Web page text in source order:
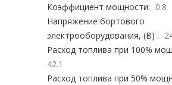
Коэффициент мощности: 0.8
Напряжение бортового
электрооборудования, (В) :
Расход топлива при 100%
42.1
Расход топлива при 50%